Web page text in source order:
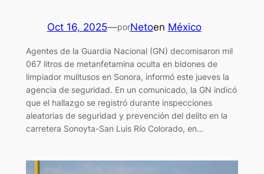
Oct 16, 2025—porNetoen México
Agentes de la Guardia Nacional (GN) decomisaron mil
067 litros de metanfetamina oculta en bidones de
limpiador mulitusos en Sonora, informó este jueves la
agencia de seguridad. En un comunicado, la GN indicó
que el hallazgo se registró durante inspecciones
aleatorias de seguridad y prevención del delito en la
carretera Sonoyta-San Luis Río Colorado, en…